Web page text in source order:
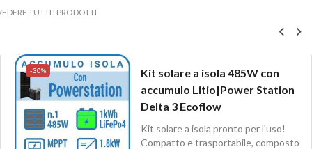
TUTTI I PRODOTTI
-30%
Kit solare a isola 485W con
accumulo Litio|Power Station
Delta 3 Ecoflow
Kit solare a isola pronto per l'uso!
Compatto e trasportabile, composto